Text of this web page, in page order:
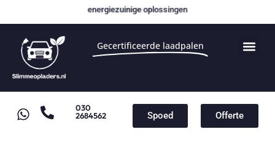
energiezuinige oplossingen
Gecertificeerde laadpalen
030
2684562
Spoed Offerte